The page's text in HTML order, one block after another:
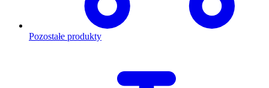
Pozostałe produkty